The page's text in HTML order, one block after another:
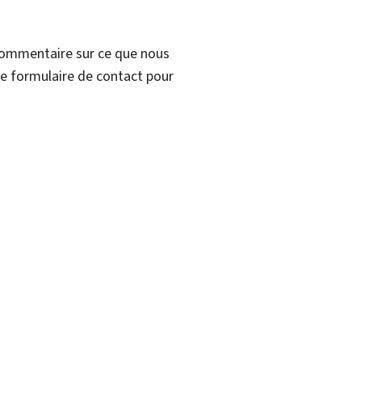
sur ce que nous
formulaire de contact pour